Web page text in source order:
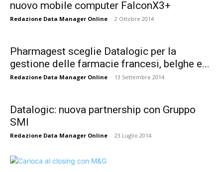
nuovo mobile computer FalconX3+
Redazione Data Manager Online - 2 Ottobre 2014
Pharmagest sceglie Datalogic per la
gestione delle farmacie francesi, belghe e...
Redazione Data Manager Online - 13 Settembre 2014
Datalogic: nuova partnership con Gruppo
SMI
Redazione Data Manager Online - 23 Luglio 2014